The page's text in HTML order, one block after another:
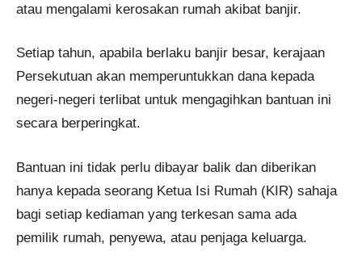
atau mengalami kerosakan rumah akibat banjir.
Setiap tahun, apabila berlaku banjir besar, kerajaan
Persekutuan akan memperuntukkan dana kepada
negeri-negeri terlibat untuk mengagihkan bantuan ini
secara berperingkat.
Bantuan ini tidak perlu dibayar balik dan diberikan
hanya kepada seorang Ketua Isi Rumah (KIR) sahaja
bagi setiap kediaman yang terkesan sama ada
pemilik rumah, penyewa, atau penjaga keluarga.